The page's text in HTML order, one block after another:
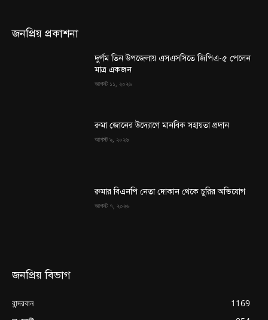
জনপ্রিয় প্রকাশনা
দুর্গম তিন উপজেলায় এসএসসিতে জিপিএ-৫ পেলেন
মাত্র একজন
আগস্ট ১১, ২০২৬
রুমা জোনের উদ্যোগে মানবিক সহায়তা প্রদান
আগস্ট ৯, ২০২৬
রুমার বিএনপি নেতা দোকান থেকে চুরির অভিযোগ
আগস্ট ৭, ২০২৬
জনপ্রিয় বিভাগ
বান্দরবান
1169